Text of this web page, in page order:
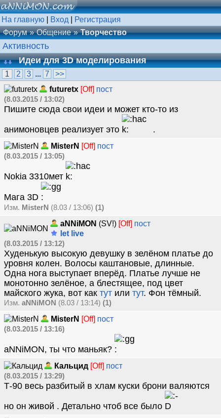
На главную Вход
Регистрация
Форум
Общение Творчество
Активность
Идеи для 3D моделирования
1 2 3 ... 7
>>
futuretx [Off] пост
(8.03.2015 / 13:02)
Пишите сюда свои идеи и может кто-то из
анимоновцев реализует это .
MisterN [Off] пост
(8.03.2015 / 13:05)
Nokia 3310мет
Мага 3D
Изм. MisterN (8.03 / 13:06) (1)
aNNiMON (SV!) [Off] пост
let live
(8.03.2015 / 13:12)
Худенькую высокую девушку в зелёном платье до
уровня колен. Волосы каштановые, длинные.
Одна нога выступает вперёд. Платье лучше не
монотонно зелёное, а блестящее, под цвет
майского жука, вот как тут или тут. Фон тёмный.
Изм. aNNiMON (8.03 / 13:14) (1)
MisterN [Off] пост
(8.03.2015 / 13:16)
aNNiMON, ты что маньяк?
Кальцид [Off] пост
(8.03.2015 / 13:29)
Т-90 весь разбитый в хлам куски брони валяются
но он живой . Детально чтоб все было